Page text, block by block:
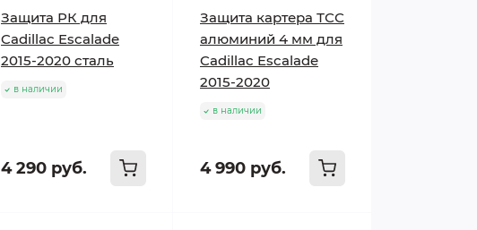
Защита РК для
Cadillac Escalade
2015-2020 сталь
в наличии
4 290 руб.
Защита картера ТСС
алюминий 4 мм для
Cadillac Escalade
2015-2020
в наличии
4 990 руб.